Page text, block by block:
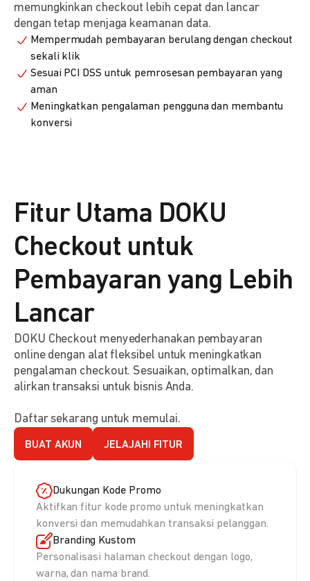
memungkinkan checkout lebih cepat dan lancar
dengan tetap menjaga keamanan data.
Mempermudah pembayaran berulang dengan checkout
sekali klik
Sesuai PCI DSS untuk pemrosesan pembayaran yang
aman
Meningkatkan pengalaman pengguna dan membantu
konversi
Fitur Utama DOKU
Checkout untuk
Pembayaran yang Lebih
Lancar
DOKU Checkout menyederhanakan pembayaran
online dengan alat fleksibel untuk meningkatkan
pengalaman checkout. Sesuaikan, optimalkan, dan
alirkan transaksi untuk bisnis Anda.
Daftar sekarang untuk memulai.
BUAT AKUN JELAJAHI FITUR
Dukungan Kode Promo
Aktifkan fitur kode promo untuk meningkatkan
konversi dan memudahkan transaksi pelanggan.
Branding Kustom
Personalisasi halaman checkout dengan logo,
warna, dan nama brand.